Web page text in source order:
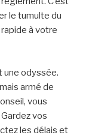
le tumulte du
à votre
une odyssée.
armé de
vous
Gardez vos
les délais et